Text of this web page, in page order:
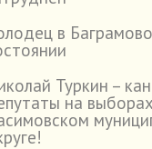
в
Туркин –
на